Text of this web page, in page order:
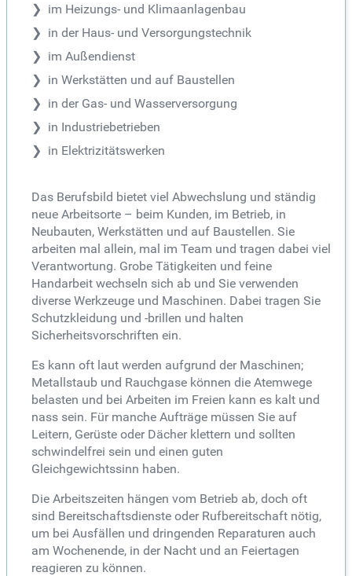
im Heizungs- und Klimaanlagenbau
in der Haus- und Versorgungstechnik
im Außendienst
in Werkstätten und auf Baustellen
in der Gas- und Wasserversorgung
in Industriebetrieben
in Elektrizitätswerken
Das Berufsbild bietet viel Abwechslung und ständig
neue Arbeitsorte – beim Kunden, im Betrieb, in
Neubauten, Werkstätten und auf Baustellen. Sie
arbeiten mal allein, mal im Team und tragen dabei viel
Verantwortung. Grobe Tätigkeiten und feine
Handarbeit wechseln sich ab und Sie verwenden
diverse Werkzeuge und Maschinen. Dabei tragen Sie
Schutzkleidung und -brillen und halten
Sicherheitsvorschriften ein.
Es kann oft laut werden aufgrund der Maschinen;
Metallstaub und Rauchgase können die Atemwege
belasten und bei Arbeiten im Freien kann es kalt und
nass sein. Für manche Aufträge müssen Sie auf
Leitern, Gerüste oder Dächer klettern und sollten
schwindelfrei sein und einen guten
Gleichgewichtssinn haben.
Die Arbeitszeiten hängen vom Betrieb ab, doch oft
sind Bereitschaftsdienste oder Rufbereitschaft nötig,
um bei Ausfällen und dringenden Reparaturen auch
am Wochenende, in der Nacht und an Feiertagen
reagieren zu können.